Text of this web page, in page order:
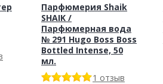
Парфюмерия Shaik
SHAIK /
Парфюмерная вода
№ 291 Hugo Boss Boss
Bottled Intense, 50
мл.
1 отзыв